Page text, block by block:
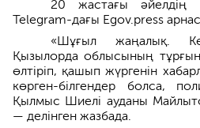
20 жастағы әйелдің
Telegram-дағы Egov.press
«Шұғыл жаңалық.
Қызылорда облысының
өлтіріп, қашып жүргенін
көрген-білгендер болса,
Қылмыс Шиелі ауданы
— делінген жазбада.